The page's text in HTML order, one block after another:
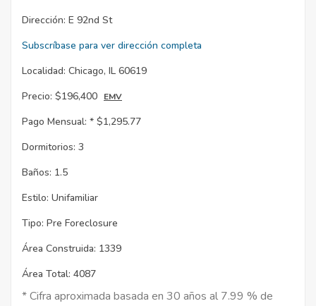
Dirección: E 92nd St
Subscríbase para ver dirección completa
Localidad: Chicago, IL 60619
Precio: $196,400 EMV
Pago Mensual: * $1,295.77
Dormitorios: 3
Baños: 1.5
Estilo: Unifamiliar
Tipo: Pre Foreclosure
Área Construida: 1339
Área Total: 4087
* Cifra aproximada basada en 30 años al 7.99 % de